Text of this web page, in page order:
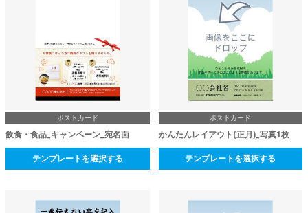
ポストカード
飲食・食品_キャンペーン_宛名面
テンプレートを選択する
ポストカード
かんたんレイアウト(正月)_写真1枚
テンプレートを選択する